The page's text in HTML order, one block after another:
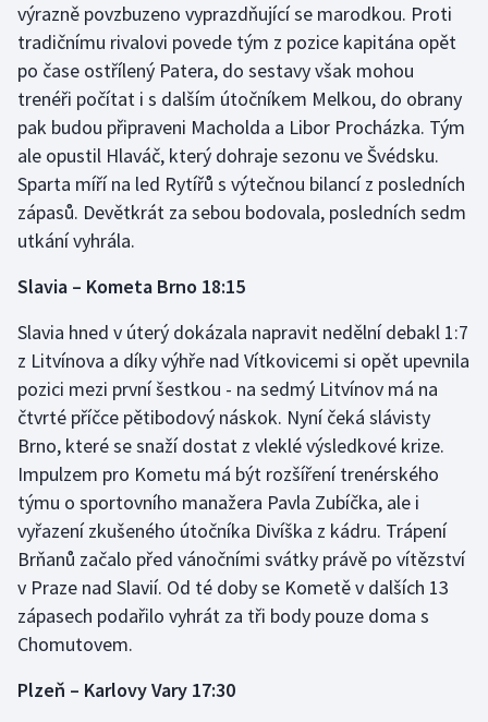
výrazně povzbuzeno vyprazdňující se marodkou. Proti
tradičnímu rivalovi povede tým z pozice kapitána opět
po čase ostřílený Patera, do sestavy však mohou
trenéři počítat i s dalším útočníkem Melkou, do obrany
pak budou připraveni Macholda a Libor Procházka. Tým
ale opustil Hlaváč, který dohraje sezonu ve Švédsku.
Sparta míří na led Rytířů s výtečnou bilancí z posledních
zápasů. Devětkrát za sebou bodovala, posledních sedm
utkání vyhrála.
Slavia – Kometa Brno 18:15
Slavia hned v úterý dokázala napravit nedělní debakl 1:7
z Litvínova a díky výhře nad Vítkovicemi si opět upevnila
pozici mezi první šestkou - na sedmý Litvínov má na
čtvrté příčce pětibodový náskok. Nyní čeká slávisty
Brno, které se snaží dostat z vleklé výsledkové krize.
Impulzem pro Kometu má být rozšíření trenérského
týmu o sportovního manažera Pavla Zubíčka, ale i
vyřazení zkušeného útočníka Divíška z kádru. Trápení
Brňanů začalo před vánočními svátky právě po vítězství
v Praze nad Slavií. Od té doby se Kometě v dalších 13
zápasech podařilo vyhrát za tři body pouze doma s
Chomutovem.
Plzeň – Karlovy Vary 17:30